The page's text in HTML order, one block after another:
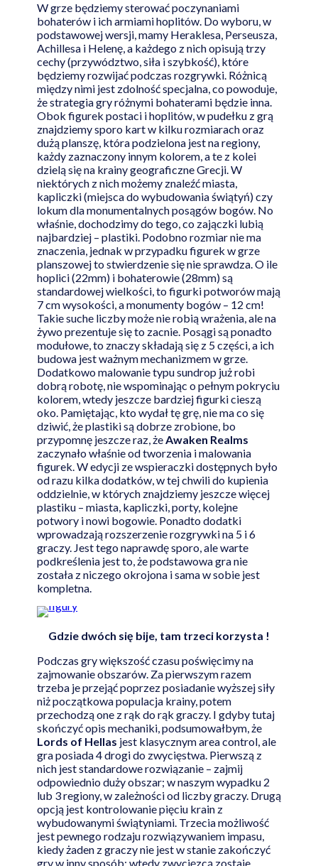
W grze będziemy sterować poczynaniami
bohaterów i ich armiami hoplitów. Do wyboru, w
podstawowej wersji, mamy Heraklesa, Perseusza,
Achillesa i Helenę, a każdego z nich opisują trzy
cechy (przywództwo, siła i szybkość), które
będziemy rozwijać podczas rozgrywki. Różnicą
między nimi jest zdolność specjalna, co powoduje,
że strategia gry różnymi bohaterami będzie inna.
Obok figurek postaci i hoplitów, w pudełku z grą
znajdziemy sporo kart w kilku rozmiarach oraz
dużą planszę, która podzielona jest na regiony,
każdy zaznaczony innym kolorem, a te z kolei
dzielą się na krainy geograficzne Grecji. W
niektórych z nich możemy znaleźć miasta,
kapliczki (miejsca do wybudowania świątyń) czy
lokum dla monumentalnych posągów bogów. No
właśnie, dochodzimy do tego, co zajączki lubią
najbardziej – plastiki. Podobno rozmiar nie ma
znaczenia, jednak w przypadku figurek w grze
planszowej to stwierdzenie się nie sprawdza. O ile
hoplici (22mm) i bohaterowie (28mm) są
standardowej wielkości, to figurki potworów mają
7 cm wysokości, a monumenty bogów – 12 cm!
Takie suche liczby może nie robią wrażenia, ale na
żywo prezentuje się to zacnie. Posągi są ponadto
modułowe, to znaczy składają się z 5 części, a ich
budowa jest ważnym mechanizmem w grze.
Dodatkowo malowanie typu sundrop już robi
dobrą robotę, nie wspominając o pełnym pokryciu
kolorem, wtedy jeszcze bardziej figurki cieszą
oko. Pamiętając, kto wydał tę grę, nie ma co się
dziwić, że plastiki są dobrze zrobione, bo
przypomnę jeszcze raz, żeAwaken Realms
zaczynało właśnie od tworzenia i malowania
figurek. W edycji ze wspieraczki dostępnych było
od razu kilka dodatków, w tej chwili do kupienia
oddzielnie, w których znajdziemy jeszcze więcej
plastiku – miasta, kapliczki, porty, kolejne
potwory i nowi bogowie. Ponadto dodatki
wprowadzają rozszerzenie rozgrywki na 5 i 6
graczy. Jest tego naprawdę sporo, ale warte
podkreślenia jest to, że podstawowa gra nie
została z niczego okrojona i sama w sobie jest
kompletna.
Gdzie dwóch się bije, tam trzeci korzysta !
Podczas gry większość czasu poświęcimy na
zajmowanie obszarów. Za pierwszym razem
trzeba je przejąć poprzez posiadanie wyższej siły
niż początkowa populacja krainy, potem
przechodzą one z rąk do rąk graczy. I gdyby tutaj
skończyć opis mechaniki, podsumowałbym, że
Lords of Hellas jest klasycznym area control, ale
gra posiada 4 drogi do zwycięstwa. Pierwszą z
nich jest standardowe rozwiązanie – zajmij
odpowiednio duży obszar; w naszym wypadku 2
lub 3 regiony, w zależności od liczby graczy. Drugą
opcją jest kontrolowanie pięciu krain z
wybudowanymi świątyniami. Trzecia możliwość
jest pewnego rodzaju rozwiązywaniem impasu,
kiedy żaden z graczy nie jest w stanie zakończyć
gry w inny sposób; wtedy zwycięzcą zostaje